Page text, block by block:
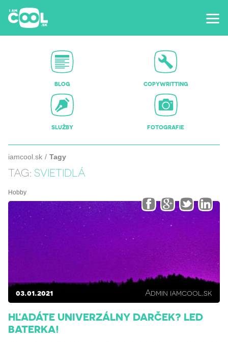
BLOG COPYWRITTING
SLUŽBY FOTOGRAFIE
iamcool.sk Tagy
TAG: SVIETIDLÁ
Hobby
03.01.2021 Admin iamcool.sk
HĽADÁTE UNIVERZÁLNY DARČEK? LED
BATERKA!